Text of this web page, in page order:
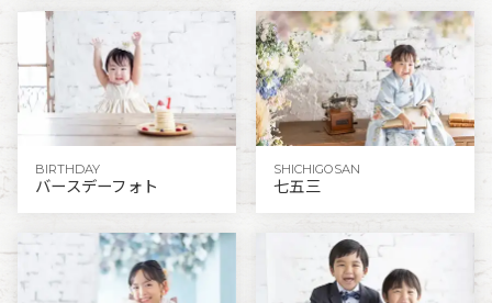
BIRTHDAY
バースデーフォト
SHICHIGOSAN
七五三